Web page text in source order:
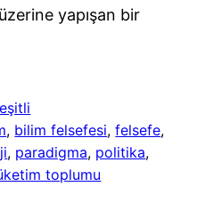
yapışan bir
, bilim felsefesi, felsefe
, paradigma, politika
toplumu